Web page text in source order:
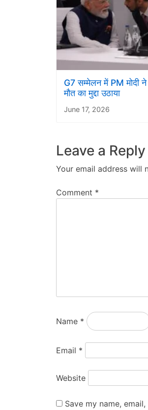
G7 सम्मेलन में PM मोदी ने
मौत का मुद्दा उठाया
June 17, 2026
Leave a Reply
Your email address will
Comment *
Name *
Email *
Website
Save my name,